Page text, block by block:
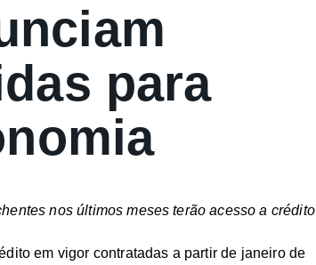
para
nos últimos meses terão acesso a crédito
em vigor contratadas a partir de janeiro de